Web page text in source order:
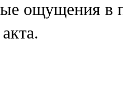
ощущения в